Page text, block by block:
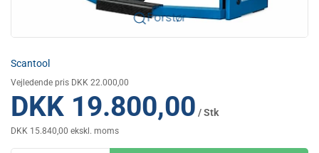
Forstør
Scantool
Vejledende pris DKK 22.000,00
DKK 19.800,00 / Stk
DKK 15.840,00 ekskl. moms